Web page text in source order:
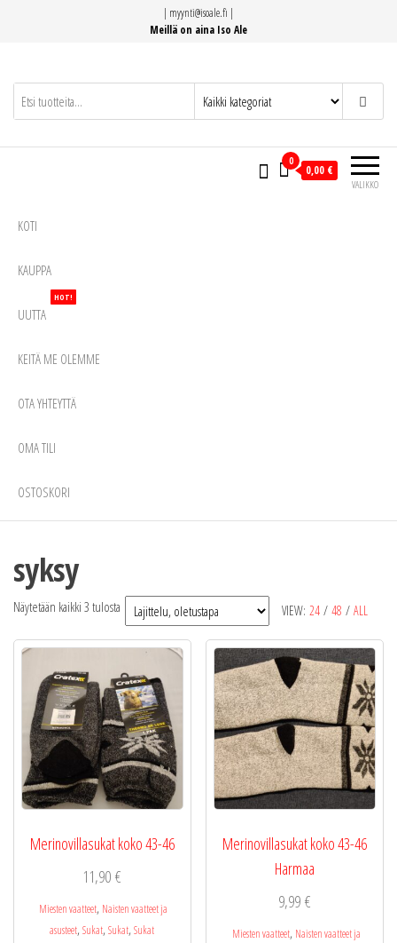
| myynti@isoale.fi |
Meillä on aina Iso Ale
VALIKKO
0
0,00 €
KOTI
KAUPPA
UUTTA
HOT!
KEITÄ ME OLEMME
OTA YHTEYTTÄ
OMA TILI
OSTOSKORI
syksy
VIEW: 24 / 48 / ALL
Näytetään kaikki 3 tulosta
Merinovillasukat koko 43-46
11,90€
Miesten vaatteet, Naisten vaatteet ja
asusteet, Sukat, Sukat, Sukat
Merinovillasukat koko 43-46
Harmaa
9,99€
Miesten vaatteet, Naisten vaatteet ja